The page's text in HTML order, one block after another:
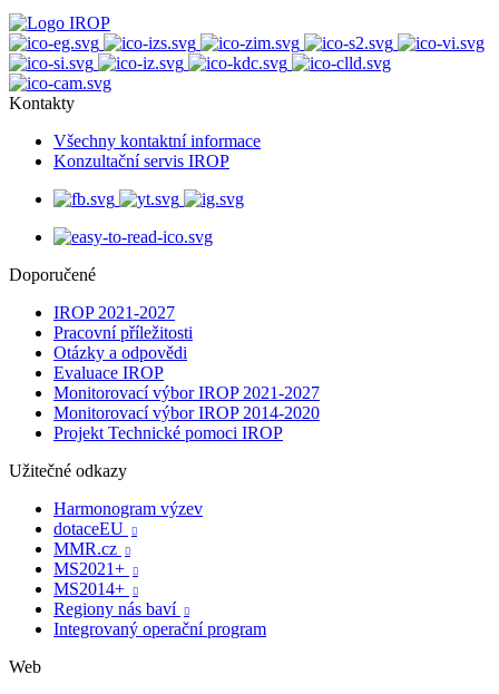
Kontakty
Všechny kontaktní informace
Konzultační servis IROP
Doporučené
IROP 2021-2027
Pracovní příležitosti
Otázky a odpovědi
Evaluace IROP
Monitorovací výbor IROP 2021-2027
Monitorovací výbor IROP 2014-2020
Projekt Technické pomoci IROP
Užitečné odkazy
Harmonogram výzev
dotaceEU

MMR.cz 
MS2021+ 
MS2014+ 
Regiony nás baví 
Integrovaný operační program
Web